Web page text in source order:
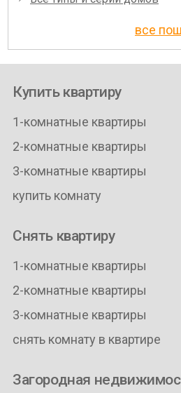
все
Купить квартиру
1-комнатные квартиры
2-комнатные квартиры
3-комнатные квартиры
купить комнату
Снять квартиру
1-комнатные квартиры
2-комнатные квартиры
3-комнатные квартиры
снять комнату в квартире
Загородная